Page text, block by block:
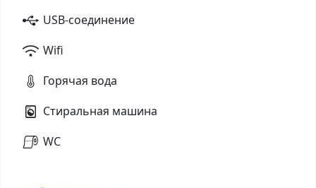
USB-соединение
Wifi
Горячая вода
Стиральная машина
WC